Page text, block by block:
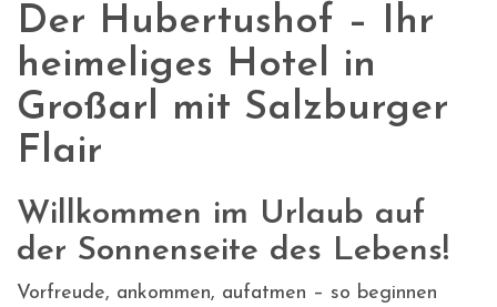
Der Hubertushof – Ihr
heimeliges Hotel in
Großarl mit Salzburger
Flair
Willkommen im Urlaub auf
der Sonnenseite des Lebens!
Vorfreude, ankommen, aufatmen – so beginnen